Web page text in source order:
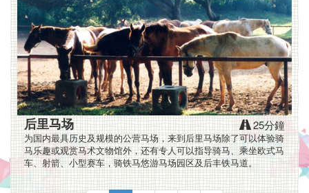
绝
对
是
您
阖
家
旅
后里马场 25分鐘
为国内最具历史及规模的公营马场，来到后里马场除了可以体验骑
马乐趣或观赏马术文物馆外，还有专人可以指导骑马、乘坐欧式马
车、射箭、小型赛车，骑铁马悠游马场园区及后丰铁马道。